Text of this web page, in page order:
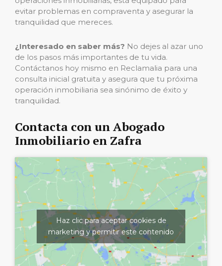
evitar problemas en compraventa y asegurar la
tranquilidad que mereces.
¿Interesado en saber más? No dejes al azar uno
de los pasos más importantes de tu vida.
Contáctanos hoy mismo en Reclamalia para una
consulta inicial gratuita y asegura que tu próxima
operación inmobiliaria sea sinónimo de éxito y
tranquilidad.
Contacta con un Abogado
Inmobiliario en Zafra
Haz clic para aceptar cookies de
marketing y permitir este contenido